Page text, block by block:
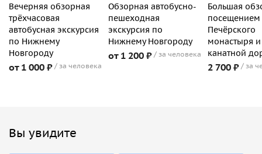
Вечерняя обзорная
трёхчасовая
автобусная экскурсия
по Нижнему
Новгороду
от 1 000 ₽ за человека
Обзорная автобусно-
пешеходная
экскурсия по
Нижнему Новгороду
от 1 200 ₽ за человека
Большая
посещением
Печёрского
монастыря и
канатной
2 700 ₽ за
Вы увидите